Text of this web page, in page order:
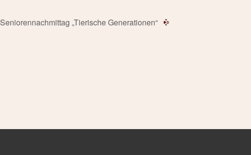
Seniorennachmittag „Tierische Generationen“